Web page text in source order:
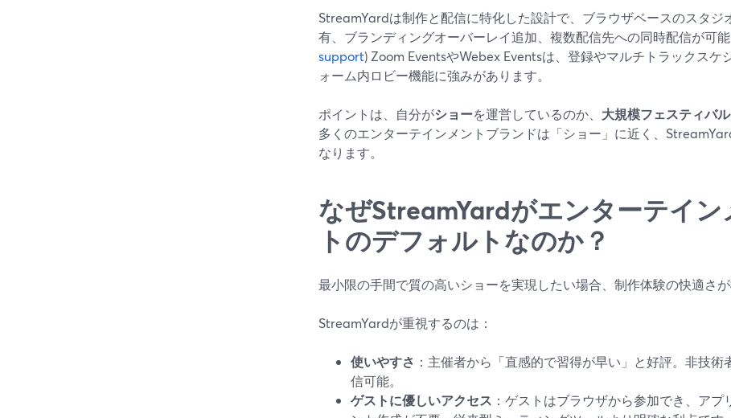
StreamYardは制作と配信に特化した設計で、ブラウザベースのスタジ
有、ブランディングオーバーレイ追加、複数配信先への同時配信が可
support) Zoom EventsやWebex Eventsは、登録やマルチトラックスケ
ォーム内ロビー機能に強みがあります。
ポイントは、自分がショーを運営しているのか、 大規模フェスティバル
多くのエンターテインメントブランドは「ショー」に近く、
なります。
なぜStreamYardがエンターテイ
トのデフォルトなのか？
最小限の手間で質の高いショーを実現したい場合、制作体験の快適さが
StreamYardが重視するのは：
使いやすさ ：主催者から「直感的で習得が早い」と好評。非技
信可能。
ゲストに優しいアクセス ：ゲストはブラウザから参加でき、ア